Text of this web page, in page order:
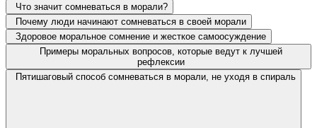
Что значит сомневаться в морали?
Почему люди начинают сомневаться в своей морали
Здоровое моральное сомнение и жесткое самоосуждение
Примеры моральных вопросов, которые ведут к лучшей
рефлексии
Пятишаговый способ сомневаться в морали, не уходя в спираль